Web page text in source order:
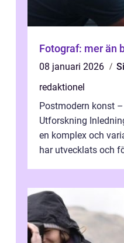
Fotograf: mer än
08 januari 2026
redaktionel
Postmodern konst
Utforskning
en komplex och
har utvecklats och